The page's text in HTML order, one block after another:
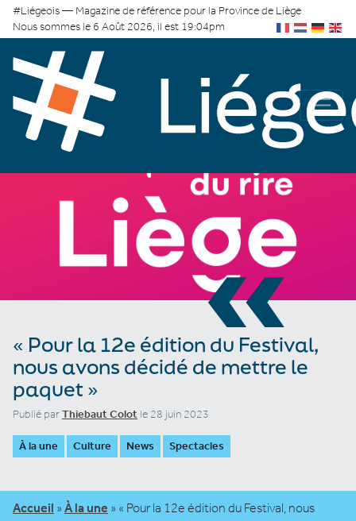
#Liégeois — Magazine de référence pour la Province de Liège
Nous sommes le 6 Août 2026, il est 19:04pm
«
« Pour la 12e édition du Festival,
nous avons décidé de mettre le
paquet »
Publié parThiebaut Colot le 28 juin 2023
À la une Culture News Spectacles
Accueil » À la une » « Pour la 12e édition du Festival, nous